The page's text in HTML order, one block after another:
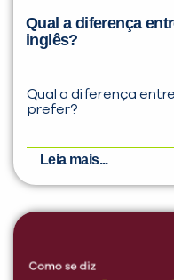
Qual a diferença
inglês?
Qual a diferença entre
prefer?
Leia mais...